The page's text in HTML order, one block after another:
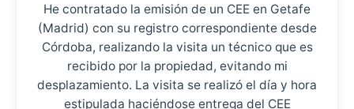
He contratado la emisión de un CEE en Getafe
(Madrid) con su registro correspondiente desde
Córdoba, realizando la visita un técnico que es
recibido por la propiedad, evitando mi
desplazamiento. La visita se realizó el día y hora
estipulada haciéndose entrega del CEE